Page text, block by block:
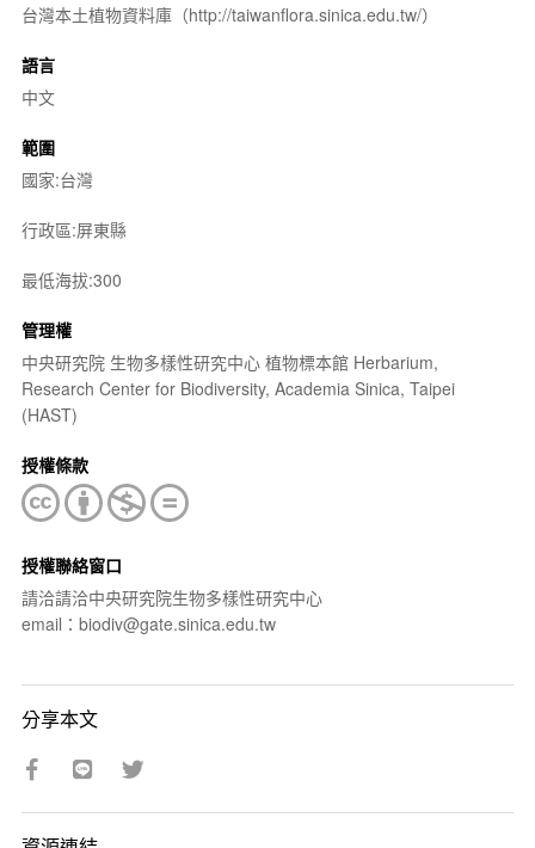
台灣本土植物資料庫（http://taiwanflora.sinica.edu.tw/）
語言
中文
範圍
國家:台灣
行政區:屏東縣
最低海拔:300
管理權
中央研究院 生物多樣性研究中心 植物標本館 Herbarium,
Research Center for Biodiversity, Academia Sinica, Taipei
(HAST)
授權條款
授權聯絡窗口
請洽請洽中央研究院生物多樣性研究中心
email：biodiv@gate.sinica.edu.tw
分享本文